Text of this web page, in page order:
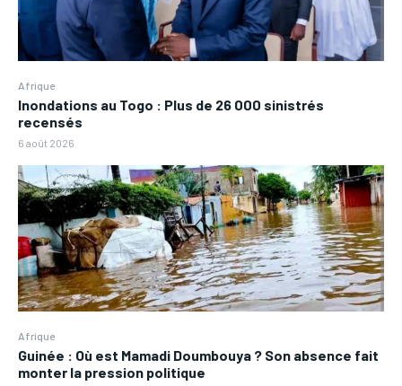
Afrique
Inondations au Togo : Plus de 26 000 sinistrés
recensés
6 août 2026
Afrique
Guinée : Où est Mamadi Doumbouya ? Son absence fait
monter la pression politique